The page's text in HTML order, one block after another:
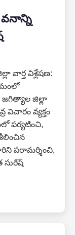
వనాన్ని
వార్త విశ్లేషణ:
జగిత్యాల జిల్లా
విచారం వ్యక్తం
పర్యటించి,
పరామర్శించి,
సురేష్